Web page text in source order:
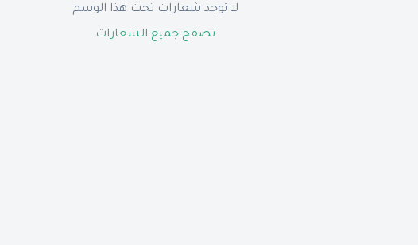
لا توجد شعارات تحت هذا الوسم
تصفح جميع الشعارات